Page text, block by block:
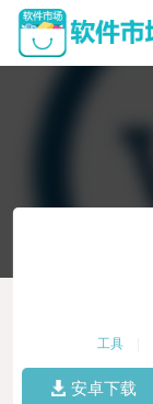
工具
安卓下载